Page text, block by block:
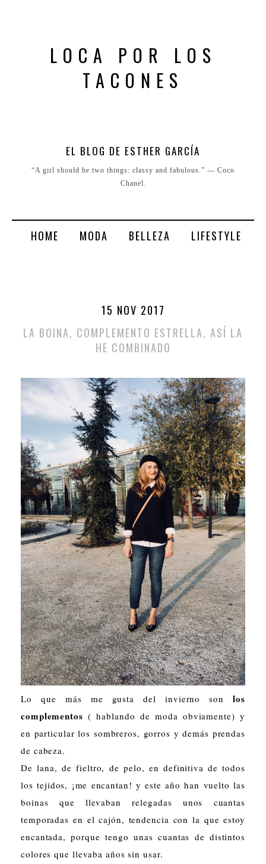
LOCA POR LOS
TACONES
EL BLOG DE ESTHER GARCÍA
“A girl should be two things: classy and fabulous.” ― Coco
Chanel.
HOME MODA BELLEZA LIFESTYLE
15 NOV 2017
LA BOINA, COMPLEMENTO ESTRELLA, ASÍ LA
HE COMBINADO
Lo que más me gusta del invierno sonlos
complementos ( hablando de moda obviamente) y
en particular los sombreros, gorros y demás prendas
de cabeza.
De lana, de fieltro, de pelo, en definitiva de todos
los tejidos, ¡me encantan! y este año han vuelto las
boinas que llevaban relegadas unos cuantas
temporadas en el cajón, tendencia con la que estoy
encantada, porque tengo unas cuantas de distintos
colores que llevaba años sin usar.